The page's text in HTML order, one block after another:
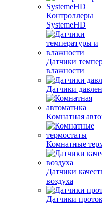
Контроллеры
SystemeHD
Датчики
влажности
Датчики
Комнатная
Комнатные
Датчики
воздуха
Датчики